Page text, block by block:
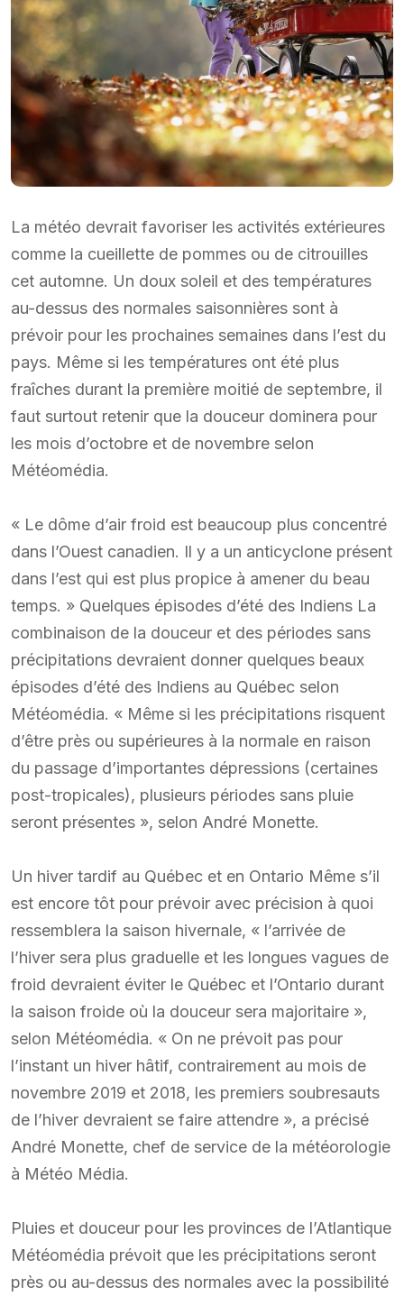
La météo devrait favoriser les activités extérieures
comme la cueillette de pommes ou de citrouilles
cet automne. Un doux soleil et des températures
au-dessus des normales saisonnières sont à
prévoir pour les prochaines semaines dans l’est du
pays. Même si les températures ont été plus
fraîches durant la première moitié de septembre, il
faut surtout retenir que la douceur dominera pour
les mois d’octobre et de novembre selon
Météomédia.
« Le dôme d’air froid est beaucoup plus concentré
dans l’Ouest canadien. Il y a un anticyclone présent
dans l’est qui est plus propice à amener du beau
temps. » Quelques épisodes d’été des Indiens La
combinaison de la douceur et des périodes sans
précipitations devraient donner quelques beaux
épisodes d’été des Indiens au Québec selon
Météomédia. « Même si les précipitations risquent
d’être près ou supérieures à la normale en raison
du passage d’importantes dépressions (certaines
post-tropicales), plusieurs périodes sans pluie
seront présentes », selon André Monette.
Un hiver tardif au Québec et en Ontario Même s’il
est encore tôt pour prévoir avec précision à quoi
ressemblera la saison hivernale, « l’arrivée de
l’hiver sera plus graduelle et les longues vagues de
froid devraient éviter le Québec et l’Ontario durant
la saison froide où la douceur sera majoritaire »,
selon Météomédia. « On ne prévoit pas pour
l’instant un hiver hâtif, contrairement au mois de
novembre 2019 et 2018, les premiers soubresauts
de l’hiver devraient se faire attendre », a précisé
André Monette, chef de service de la météorologie
à Météo Média.
Pluies et douceur pour les provinces de l’Atlantique
Météomédia prévoit que les précipitations seront
près ou au-dessus des normales avec la possibilité